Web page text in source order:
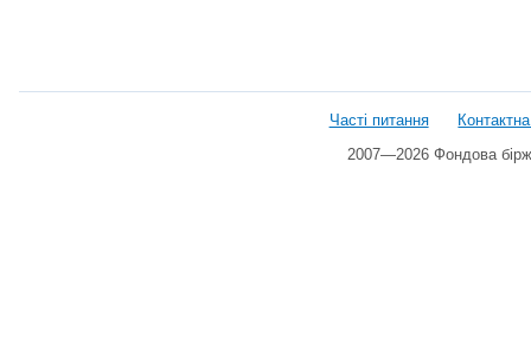
Часті питання
2007—2026 Фондова